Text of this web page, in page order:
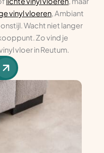
vinyl vloeren, Ambiant
Wacht niet langer
Zo vind je
vloer in Reutum.